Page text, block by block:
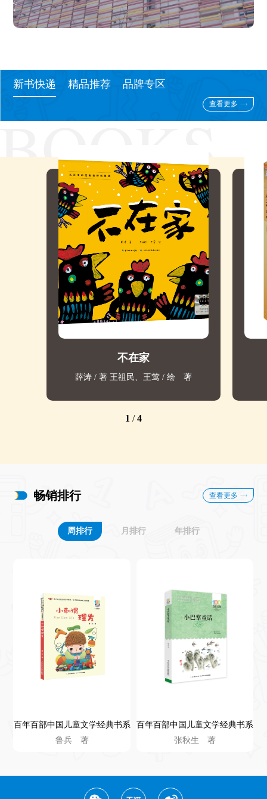
新书快递 精品推荐 品牌专区
查看更多
不在家
薛涛 / 著 王祖民、王莺 / 绘 著
1 /4
畅销排行 查看更多
周排行 月排行 年排行
百年百部中国儿童文学经典书系
鲁兵 著
百年百部中国儿童文学经典书系
张秋生 著